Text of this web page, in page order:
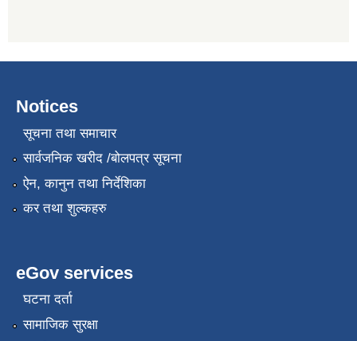
Notices
सूचना तथा समाचार
सार्वजनिक खरीद /बोलपत्र सूचना
ऐन, कानुन तथा निर्देशिका
कर तथा शुल्कहरु
eGov services
घटना दर्ता
सामाजिक सुरक्षा